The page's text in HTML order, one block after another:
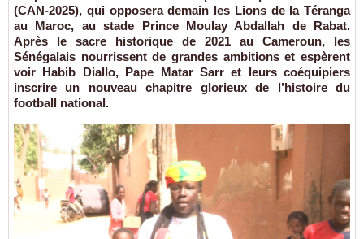
(CAN-2025), qui opposera demain les Lions de la Téranga
au Maroc, au stade Prince Moulay Abdallah de Rabat.
Après le sacre historique de 2021 au Cameroun, les
Sénégalais nourrissent de grandes ambitions et espèrent
voir Habib Diallo, Pape Matar Sarr et leurs coéquipiers
inscrire un nouveau chapitre glorieux de l’histoire du
football national.